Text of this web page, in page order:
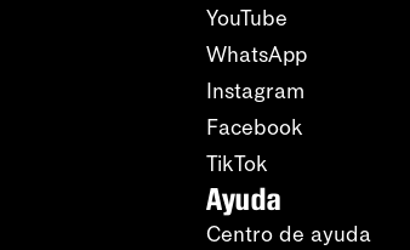
YouTube
WhatsApp
Instagram
Facebook
TikTok
Ayuda
Centro de ayuda